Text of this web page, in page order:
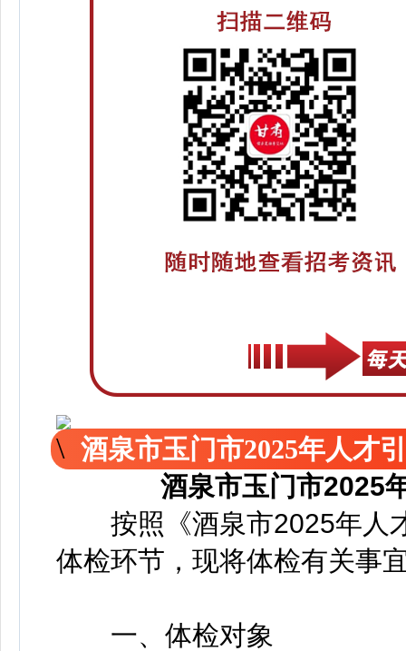
酒泉市玉门市2025年人才
酒泉市玉门市2025
按照《酒泉市2025年人
体检环节，现将体检有关事
一、体检对象